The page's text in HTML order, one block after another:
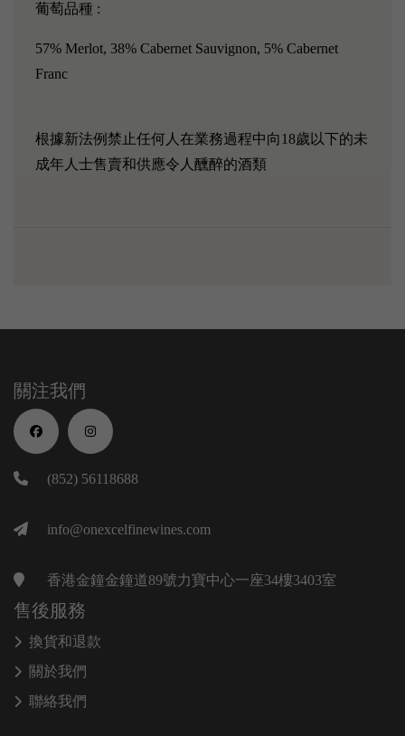
葡萄品種 :
57% Merlot, 38% Cabernet Sauvignon, 5% Cabernet
Franc
根據新法例禁止任何人在業務過程中向18歲以下的未
成年人士售賣和供應令人醺醉的酒類
關注我們
(852) 56118688
info@onexcelfinewines.com
香港金鐘金鐘道89號力寶中心一座34樓3403室
售後服務
換貨和退款
關於我們
聯絡我們